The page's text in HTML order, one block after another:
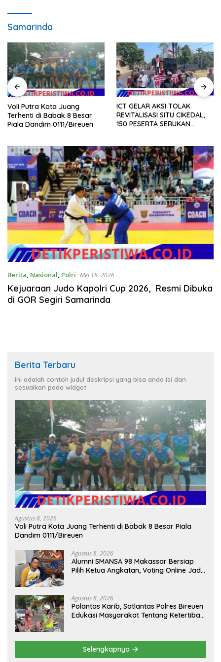
Samarinda
Voli Putra Kota Juang
Terhenti di Babak 8 Besar
Piala Dandim 0111/Bireuen
ICT GELAR AKSI TOLAK
REVITALISASI SITU CIKEDAL,
150 PESERTA SERUKAN
Berita, Nasional, Polri Mei 18, 2026
Kejuaraan Judo Kapolri Cup 2026, Resmi Dibuka
di GOR Segiri Samarinda
Berita Terbaru
Ini adalah contoh judul deskripsi yang bisa anda isi dan
sesuaikan pada widget
Agustus 8, 2026
Voli Putra Kota Juang Terhenti di Babak 8 Besar Piala
Dandim 0111/Bireuen
Agustus 8, 2026
Alumni SMANSA 98 Makassar Bersiap
Pilih Ketua Angkatan, Voting Online Jadi
Agustus 8, 2026
Polantas Karib, Satlantas Polres Bireuen
Edukasi Masyarakat Tentang Ketertiban
Selengkapnya